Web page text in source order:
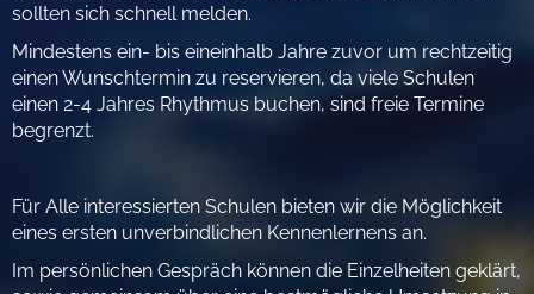
sollten sich schnell melden.
Mindestens ein- bis eineinhalb Jahre zuvor um rechtzeitig
einen Wunschtermin zu reservieren, da viele Schulen
einen 2-4 Jahres Rhythmus buchen, sind freie Termine
begrenzt.
Für Alle interessierten Schulen bieten wir die Möglichkeit
eines ersten unverbindlichen Kennenlernens an.
Im persönlichen Gespräch können die Einzelheiten geklärt,